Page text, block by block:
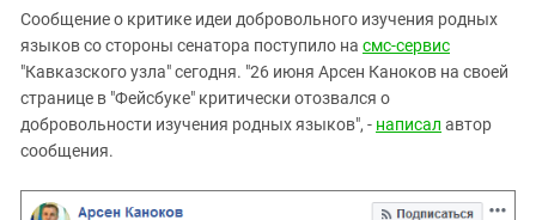
Сообщение о критике идеи добровольного изучения родных
языков со стороны сенатора поступило на смс-сервис
"Кавказского узла" сегодня. "26 июня Арсен Каноков на своей
странице в "Фейсбуке" критически отозвался о
добровольности изучения родных языков", - написал автор
сообщения.